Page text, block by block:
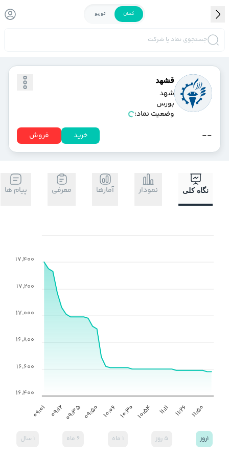
کمان توربو
جستجوی نماد یا شرکت
قشهد
شهد
بورس
وضعیت نماد:
-
- خرید فروش
نگاه کلی نمودار آمارها معرفی پیام ها
۰۹:۰۱ ۰۹:۱۲ ۰۹:۳۵ ۰۹:۵۰ ۱۰:۰۶ ۱۰:۳۰ ۱۰:۵۴ ۱۱:۱۱ ۱۱:۲۶ ۱۱:۵۰
۱۶٬۴۰۰
۱۶٬۶۰۰
۱۶٬۸۰۰
۱۷٬۰۰۰
۱۷٬۲۰۰
۱۷٬۴۰۰
۱روز ۵ روز ۱ ماه ۶ ماه ۱ سال